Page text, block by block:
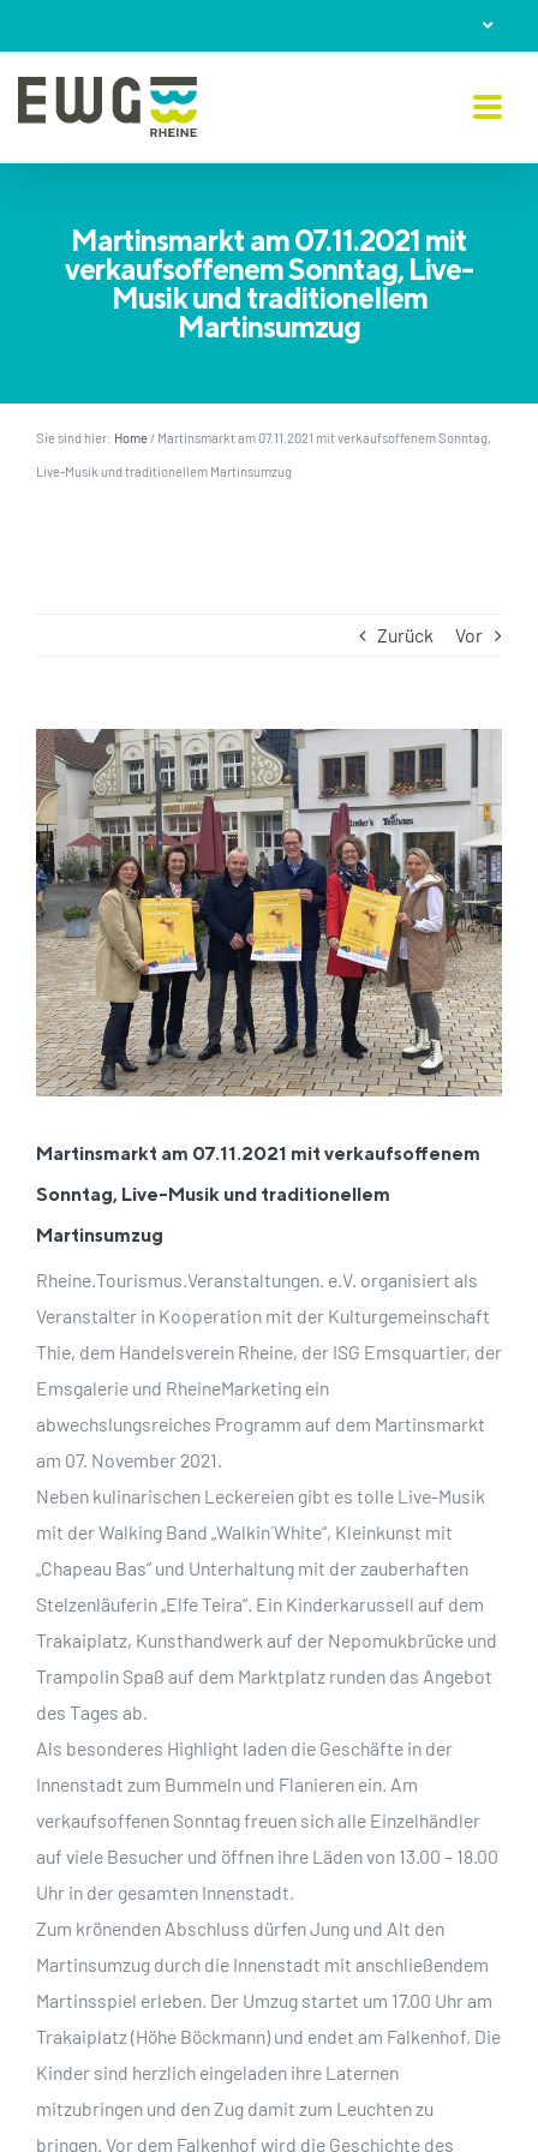
to
content
Martinsmarkt am 07.11.2021 mit
verkaufsoffenem Sonntag, Live-
Musik und traditionellem
Martinsumzug
Sie sind hier: Home/ Martinsmarkt am 07.11.2021 mit verkaufsoffenem Sonntag,
Live-Musik und traditionellem Martinsumzug
Zurück Vor
Zeige
grösseres
Bild
Martinsmarkt am 07.11.2021 mit verkaufsoffenem
Sonntag, Live-Musik und traditionellem
Martinsumzug
Rheine.Tourismus.Veranstaltungen. e.V. organisiert als
Veranstalter in Kooperation mit der Kulturgemeinschaft
Thie, dem Handelsverein Rheine, der ISG Emsquartier, der
Emsgalerie und RheineMarketing ein
abwechslungsreiches Programm auf dem Martinsmarkt
am 07. November 2021.
Neben kulinarischen Leckereien gibt es tolle Live-Musik
mit der Walking Band „Walkin´White“, Kleinkunst mit
„Chapeau Bas“ und Unterhaltung mit der zauberhaften
Stelzenläuferin „Elfe Teira“. Ein Kinderkarussell auf dem
Trakaiplatz, Kunsthandwerk auf der Nepomukbrücke und
Trampolin Spaß auf dem Marktplatz runden das Angebot
des Tages ab.
Als besonderes Highlight laden die Geschäfte in der
Innenstadt zum Bummeln und Flanieren ein. Am
verkaufsoffenen Sonntag freuen sich alle Einzelhändler
auf viele Besucher und öffnen ihre Läden von 13.00 – 18.00
Uhr in der gesamten Innenstadt.
Zum krönenden Abschluss dürfen Jung und Alt den
Martinsumzug durch die Innenstadt mit anschließendem
Martinsspiel erleben. Der Umzug startet um 17.00 Uhr am
Trakaiplatz (Höhe Böckmann) und endet am Falkenhof. Die
Kinder sind herzlich eingeladen ihre Laternen
mitzubringen und den Zug damit zum Leuchten zu
bringen. Vor dem Falkenhof wird die Geschichte des